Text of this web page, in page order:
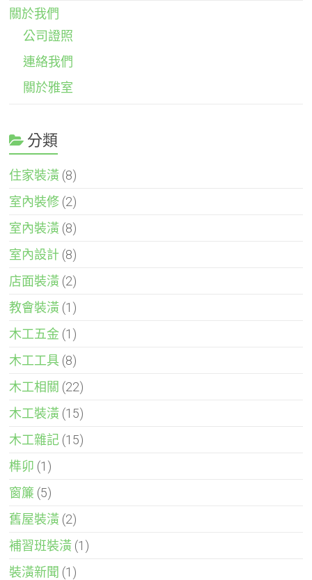
關於我們
公司證照
連絡我們
關於雅室
分類
住家裝潢 (8)
室內裝修 (2)
室內裝潢 (8)
室內設計 (8)
店面裝潢 (2)
教會裝潢 (1)
木工五金 (1)
木工工具 (8)
木工相關 (22)
木工裝潢 (15)
木工雜記 (15)
榫卯 (1)
窗簾 (5)
舊屋裝潢 (2)
補習班裝潢 (1)
裝潢新聞 (1)